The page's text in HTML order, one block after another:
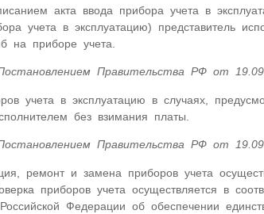
акта ввода прибора учета в
учета в эксплуатацию) представитель
на приборе учета.
Правительства РФ от
учета в эксплуатацию в случаях,
без взимания платы.
Правительства РФ от
ремонт и замена приборов учета
приборов учета осуществляется в
Российской Федерации об обеспечении